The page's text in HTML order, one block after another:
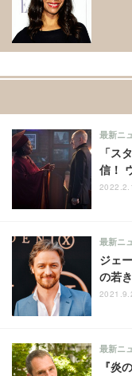
「ス
信！
最新ニ
ジェ
の若
最新ニ
『炎
最新ニ